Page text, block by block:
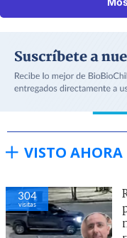
VISTO AHORA
304
visitas